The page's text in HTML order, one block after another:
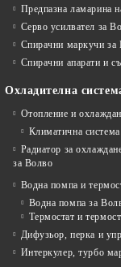
Предпазна ламарина
Серво усилвател за
Спирачни маркучи за
Спирачни апарати и
Охладителна
Отопление и
Климатична
Радиатор за
за Волво
Водна помпа и
Водна помпа за
Термостат и
Дифузьор, перка и
Интеркулер, турбо